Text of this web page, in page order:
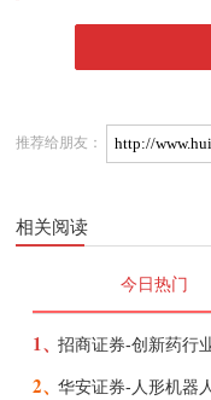
推荐给朋友：
相关阅读
今日热门
1、
2、